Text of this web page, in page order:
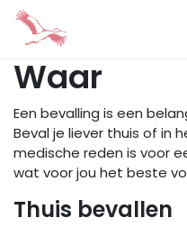
Overslaan naar inhoud
Waar
Een bevalling is een
Beval je liever thuis of in
medische reden is voor
wat voor jou het beste
Thuis bevallen